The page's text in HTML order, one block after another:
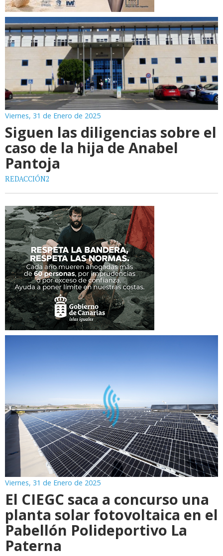
Viernes, 31 de Enero de 2025
Siguen las diligencias sobre el
caso de la hija de Anabel
Pantoja
REDACCIÓN2
Viernes, 31 de Enero de 2025
El CIEGC saca a concurso una
planta solar fotovoltaica en el
Pabellón Polideportivo La
Paterna